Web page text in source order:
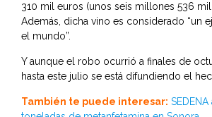
310 mil euros (unos seis millones 536
Además, dicha vino es considerado “un
el mundo”.
Y aunque el robo ocurrió a finales de
hasta este julio se está difundiendo el
También te puede interesar: